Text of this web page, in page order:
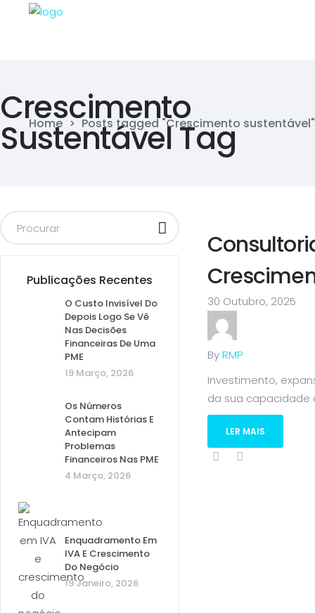
Crescimento
Sustentável Tag
Home > Posts tagged "Crescimento sustentável"
Publicações Recentes
O Custo Invisível Do
Depois Logo Se Vê
Nas Decisões
Financeiras De Uma
PME
19 Março, 2026
Os Números
Contam Histórias E
Antecipam
Problemas
Financeiros Nas PME
4 Março, 2026
Enquadramento Em
IVA E Crescimento
Do Negócio
19 Janeiro, 2026
30 Outubro, 2025
ByRMP
Investimento,
da sua capacidade
LER MAIS